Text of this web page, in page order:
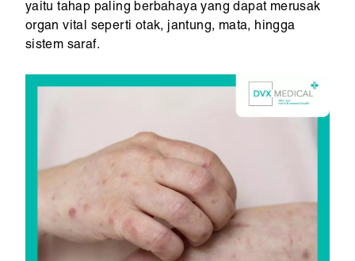
yaitu tahap paling berbahaya yang dapat merusak
organ vital seperti otak, jantung, mata, hingga
sistem saraf.